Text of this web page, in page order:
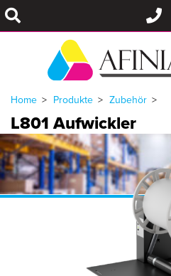
Home Produkte Zubehör
L801 Aufwickler